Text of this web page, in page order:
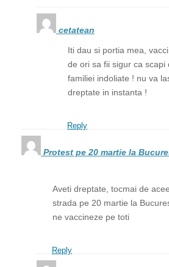
cetatean
Iti dau si portia mea,
de ori sa fii sigur ca scapi
familiei indoliate ! nu va
dreptate in instanta !
Reply
Protest pe 20 martie la
Aveti dreptate, tocmai de
strada pe 20 martie la
ne vaccineze pe toti
Reply